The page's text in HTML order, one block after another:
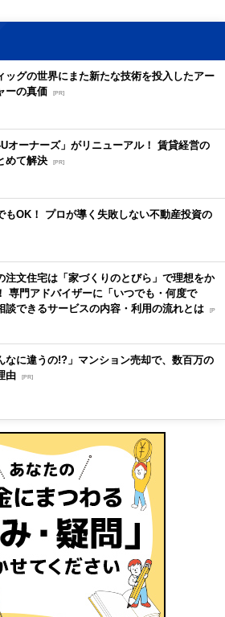
ッグの世界にまた新たな技術を投入したアー
ーの真価 [PR]
オーナーズ」がリニューアル！ 賃貸経営の
めて解決 [PR]
もOK！ プロが導く失敗しない不動産投資の
注文住宅は「家づくりのとびら」で理想をか
専門アドバイザーに「いつでも・何度で
談できるサービスの内容・利用の流れとは [P
なに違うの!?」マンション売却で、数百万の
由 [PR]